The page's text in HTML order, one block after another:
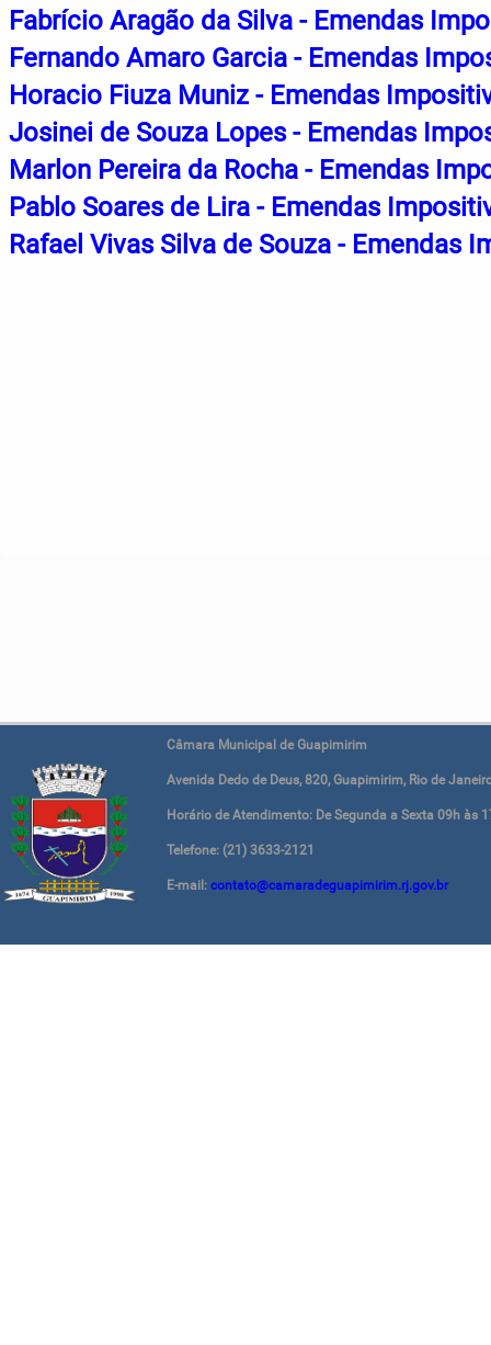
Fabrício Aragão da Silva - Emendas
Fernando Amaro Garcia - Emendas
Horacio Fiuza Muniz - Emendas
Josinei de Souza Lopes - Emendas
Marlon Pereira da Rocha - Emendas
Pablo Soares de Lira - Emendas
Rafael Vivas Silva de Souza - Emendas
Câmara Municipal de Guapimirim
Avenida Dedo de Deus, 820, Guapimirim, Rio de
Horário de Atendimento: De Segunda a Sexta 09h às
Telefone: (21) 3633-2121
E-mail: contato@camaradeguapimirim.rj.gov.br